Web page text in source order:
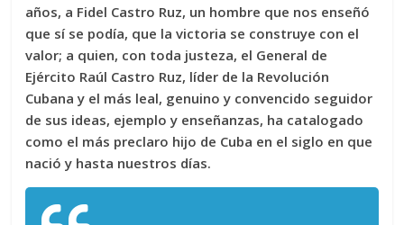
años, a Fidel Castro Ruz, un hombre que nos enseñó
que sí se podía, que la victoria se construye con el
valor; a quien, con toda justeza, el General de
Ejército Raúl Castro Ruz, líder de la Revolución
Cubana y el más leal, genuino y convencido seguidor
de sus ideas, ejemplo y enseñanzas, ha catalogado
como el más preclaro hijo de Cuba en el siglo en que
nació y hasta nuestros días.